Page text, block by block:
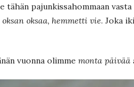
tähän pajunkissahommaan
oksan oksaa, hemmetti vie. Joka
vuonna olimme monta päivää